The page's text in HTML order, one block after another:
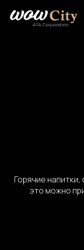
Горячие напитки,
это можно